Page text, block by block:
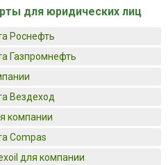
для юридических лиц
Роснефть
Газпромнефть
Вездеход
компании
Compas
для компании